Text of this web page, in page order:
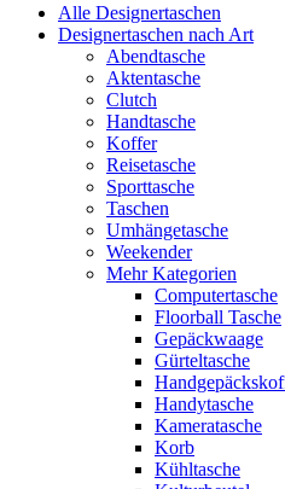
Alle Designertaschen
Designertaschen nach Art
Abendtasche
Aktentasche
Clutch
Handtasche
Koffer
Reisetasche
Sporttasche
Taschen
Umhängetasche
Weekender
Mehr Kategorien
Computertasche
Floorball Tasche
Gepäckwaage
Gürteltasche
Handytasche
Kameratasche
Korb
Kühltasche